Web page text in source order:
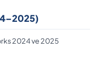
2024 ve 2025